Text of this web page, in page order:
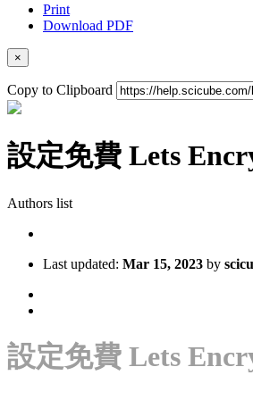
Print
Download PDF
×
Copy to Clipboard
設定免費 Lets
Authors list
Last updated: Mar 15, 2023 by
設定免費 Lets